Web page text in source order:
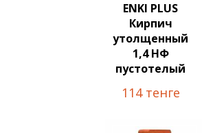
ENKI PLUS
Кирпич
утолщенный
1,4 НФ
пустотелый
114 тенге